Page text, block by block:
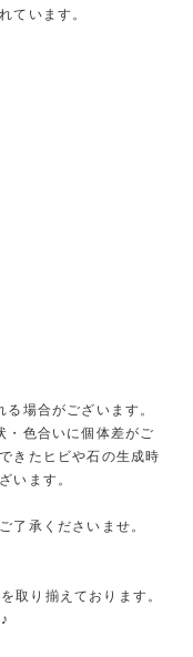
ています。
場合がございます。
・色合いに個体差がご
きたヒビや石の生成時
います。
了承くださいませ。
取り揃えております。